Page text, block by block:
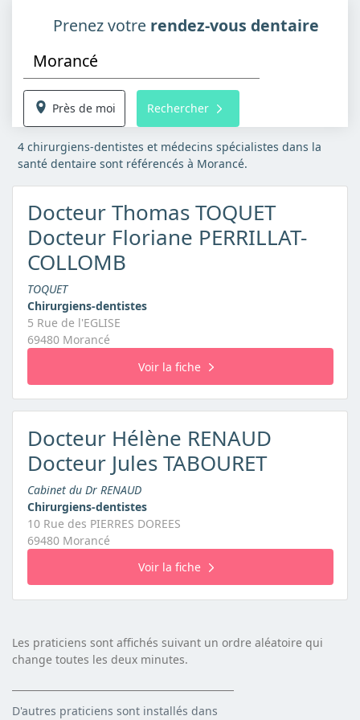
Prenez votre rendez-vous dentaire
Près de moi Rechercher
4 chirurgiens-dentistes et médecins spécialistes dans la
santé dentaire sont référencés à Morancé.
Docteur Thomas TOQUET
Docteur Floriane PERRILLAT-
COLLOMB
TOQUET
Chirurgiens-dentistes
5 Rue de l'EGLISE
69480 Morancé
Voir la fiche
Docteur Hélène RENAUD
Docteur Jules TABOURET
Cabinet du Dr RENAUD
Chirurgiens-dentistes
10 Rue des PIERRES DOREES
69480 Morancé
Voir la fiche
Les praticiens sont affichés suivant un ordre aléatoire qui
change toutes les deux minutes.
D'autres praticiens sont installés dans